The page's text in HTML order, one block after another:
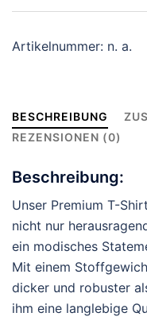
Menge
Artikelnummer: n. a.
BESCHREIBUNG
REZENSIONEN (0)
Beschreibung:
Unser Premium T-
nicht nur
ein modisches
Mit einem
dicker und robuster
ihm eine langlebige